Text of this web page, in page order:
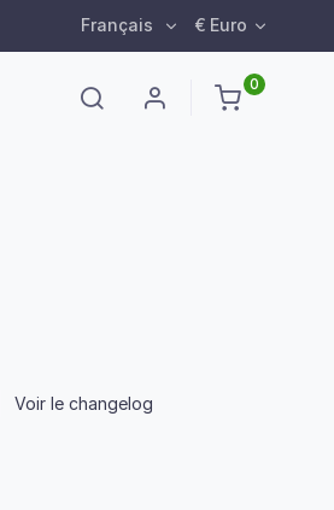
Français € Euro
0
Voir le changelog